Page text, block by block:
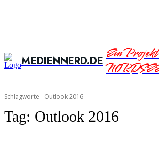
MEDIENNERD.DEEin
Schlagworte Outlook 2016
Tag: Outlook 2016